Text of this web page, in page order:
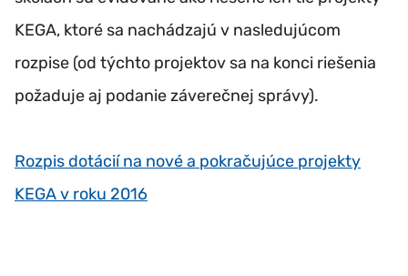
KEGA, ktoré sa nachádzajú v nasledujúcom
rozpise (od týchto projektov sa na konci riešenia
požaduje aj podanie záverečnej správy).
Rozpis dotácií na nové a pokračujúce projekty
KEGA v roku 2016